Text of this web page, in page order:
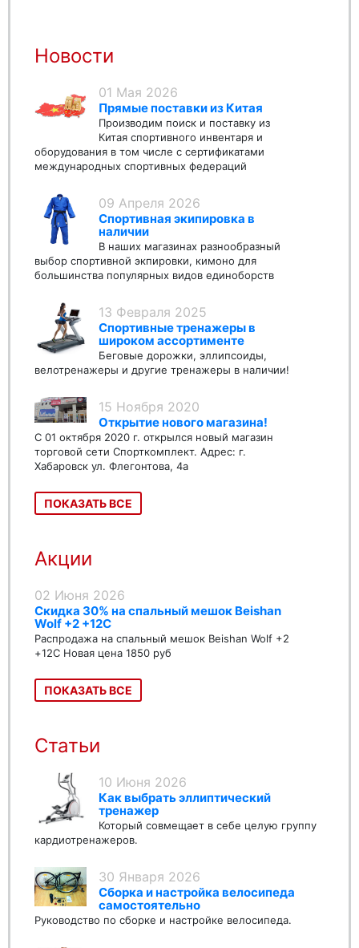
Новости
01 Мая 2026
Прямые поставки из Китая
Производим поиск и поставку из
Китая спортивного инвентаря и
оборудования в том числе с сертификатами
международных спортивных федераций
09 Апреля 2026
Спортивная экипировка в
наличии
В наших магазинах разнообразный
выбор спортивной экпировки, кимоно для
большинства популярных видов единоборств
13 Февраля 2025
Спортивные тренажеры в
широком ассортименте
Беговые дорожки, эллипсоиды,
велотренажеры и другие тренажеры в наличии!
15 Ноября 2020
Открытие нового магазина!
С 01 октября 2020 г. открылся новый магазин
торговой сети Спорткомплект. Адрес: г.
Хабаровск ул. Флегонтова, 4а
ПОКАЗАТЬ ВСЕ
Акции
02 Июня 2026
Скидка 30% на спальный мешок Beishan
Wolf +2 +12C
Распродажа на спальный мешок Beishan Wolf +2
+12C Новая цена 1850 руб
ПОКАЗАТЬ ВСЕ
Статьи
10 Июня 2026
Как выбрать эллиптический
тренажер
Который совмещает в себе целую группу
кардиотренажеров.
30 Января 2026
Сборка и настройка велосипеда
самостоятельно
Руководство по сборке и настройке велосипеда.